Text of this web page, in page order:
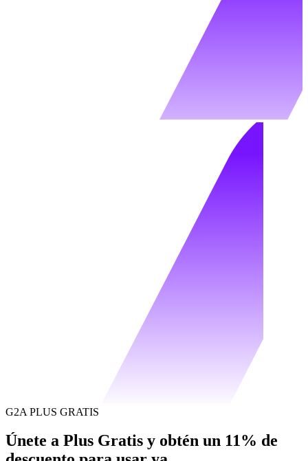
G2A PLUS GRATIS
Únete a Plus Gratis y obtén un 11% de